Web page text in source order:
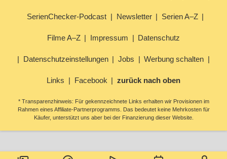
SerienChecker-Podcast Newsletter Serien A–Z
Filme A–Z Impressum Datenschutz
Datenschutzeinstellungen Jobs Werbung schalten
Links Facebook zurück nach oben
* Transparenzhinweis: Für gekennzeichnete Links erhalten wir Provisionen im
Rahmen eines Affiliate-Partnerprogramms. Das bedeutet keine Mehrkosten für
Käufer, unterstützt uns aber bei der Finanzierung dieser Website.